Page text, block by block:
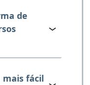
de
mais fácil